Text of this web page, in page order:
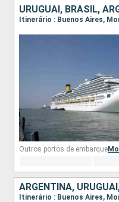
URUGUAI, BRASIL,
Itinerário : Buenos Aires,
Outros portos de embarque
ARGENTINA,
Itinerário : Buenos Aires,